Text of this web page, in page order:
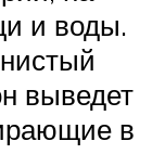
и воды.
выведет
в